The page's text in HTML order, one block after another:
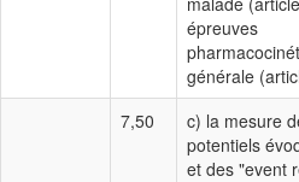
épreuves
générale
7,50
c) la mesure
potentiels
et des "event